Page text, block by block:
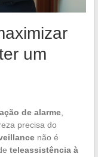
um
de alarme,
precisa do
não é
teleassistência à